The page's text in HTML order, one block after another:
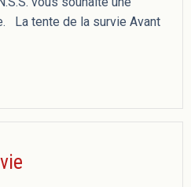
La tente de la survie Avant